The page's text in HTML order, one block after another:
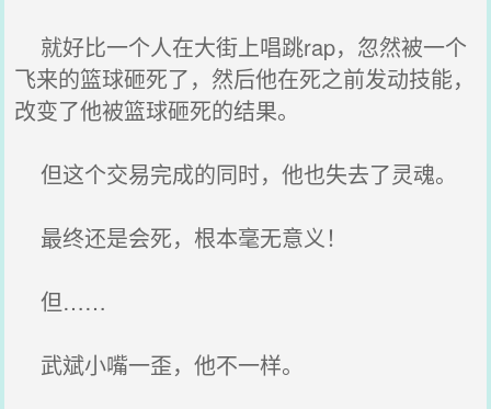
就好比一个人在大街上唱跳rap，忽然被一个
飞来的篮球砸死了，然后他在死之前发动技能，
改变了他被篮球砸死的结果。
但这个交易完成的同时，他也失去了灵魂。
最终还是会死，根本毫无意义！
但……
武斌小嘴一歪，他不一样。